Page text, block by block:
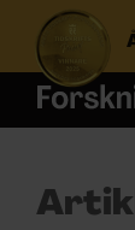
S
e